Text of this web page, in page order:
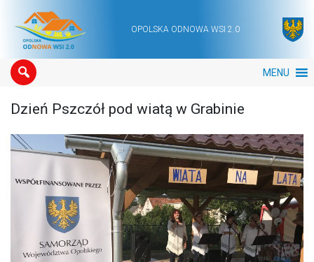
Main NavigationOPOLSKA ODNOWA WSI 2.0
MENU
Dzień Pszczół pod wiatą w Grabinie